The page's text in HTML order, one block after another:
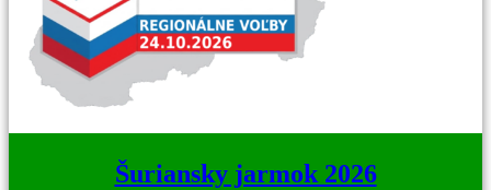
Šuriansky jarmok 2026